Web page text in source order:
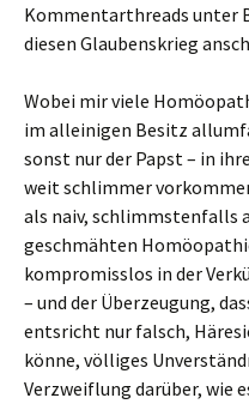
Kommentarthreads unter
diesen Glaubenskrieg
Wobei mir viele
im alleinigen Besitz
sonst nur der Papst – in
weit schlimmer
als naiv, schlimmstenfalls
geschmähten
kompromisslos in der
– und der Überzeugung,
entsricht nur falsch,
könne, völliges
Verzweiflung darüber, wie